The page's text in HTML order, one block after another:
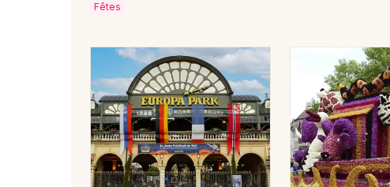
Fêtes